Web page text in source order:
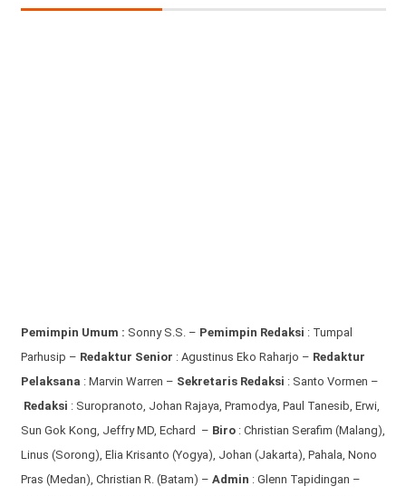
Pemimpin Umum : Sonny S.S. – Pemimpin Redaksi : Tumpal
Parhusip – Redaktur Senior : Agustinus Eko Raharjo – Redaktur
Pelaksana : Marvin Warren – Sekretaris Redaksi : Santo Vormen –
Redaksi : Suropranoto, Johan Rajaya, Pramodya, Paul Tanesib, Erwi,
Sun Gok Kong, Jeffry MD, Echard – Biro: Christian Serafim (Malang),
Linus (Sorong), Elia Krisanto (Yogya), Johan (Jakarta), Pahala, Nono
Pras (Medan), Christian R. (Batam) – Admin : Glenn Tapidingan –